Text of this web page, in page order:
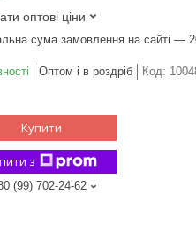
оптові ціни
сума замовлення на сайті —
Оптом і в роздріб Код:
Купити
з
(99) 702-24-62